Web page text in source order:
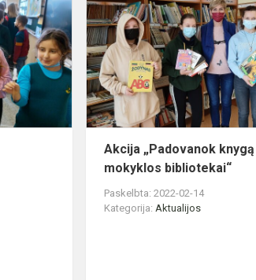
kristalai
Akcija „Padovanok knygą
mokyklos bibliotekai“
Paskelbta: 2022-02-14
Kategorija:Aktualijos